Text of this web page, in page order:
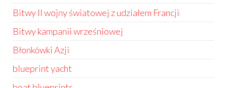
Bitwy II wojny światowej z udziałem Francji
Bitwy kampanii wrześniowej
Błonkówki Azji
blueprint yacht